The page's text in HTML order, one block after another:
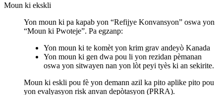
Moun ki ekskli
Yon moun ki pa kapab yon “Refijye Konvansyon” oswa yon
“Moun ki Pwoteje”. Pa egzanp:
Yon moun ki te komèt yon krim grav andeyò Kanada
Yon moun ki gen dwa pou li yon rezidan pèmanan
oswa yon sitwayen nan yon lòt peyi tyès ki an sekirite.
Moun ki eskli pou fè yon demann azil ka pito aplike pito pou
yon evalyasyon risk anvan depòtasyon (PRRA).